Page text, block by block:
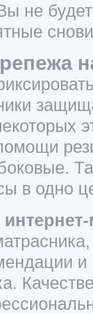
не
в одно